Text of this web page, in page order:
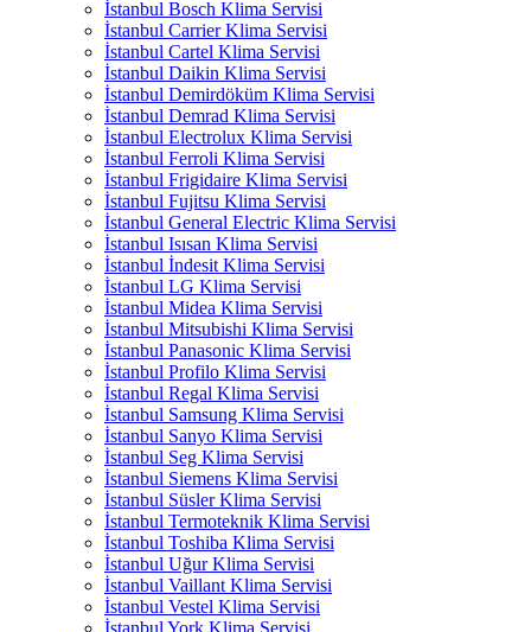
İstanbul Bosch Klima Servisi
İstanbul Carrier Klima Servisi
İstanbul Cartel Klima Servisi
İstanbul Daikin Klima Servisi
İstanbul Demirdöküm Klima Servisi
İstanbul Demrad Klima Servisi
İstanbul Electrolux Klima Servisi
İstanbul Ferroli Klima Servisi
İstanbul Frigidaire Klima Servisi
İstanbul Fujitsu Klima Servisi
İstanbul General Electric Klima Servisi
İstanbul Isısan Klima Servisi
İstanbul İndesit Klima Servisi
İstanbul LG Klima Servisi
İstanbul Midea Klima Servisi
İstanbul Mitsubishi Klima Servisi
İstanbul Panasonic Klima Servisi
İstanbul Profilo Klima Servisi
İstanbul Regal Klima Servisi
İstanbul Samsung Klima Servisi
İstanbul Sanyo Klima Servisi
İstanbul Seg Klima Servisi
İstanbul Siemens Klima Servisi
İstanbul Süsler Klima Servisi
İstanbul Termoteknik Klima Servisi
İstanbul Toshiba Klima Servisi
İstanbul Uğur Klima Servisi
İstanbul Vaillant Klima Servisi
İstanbul Vestel Klima Servisi
İstanbul York Klima Servisi